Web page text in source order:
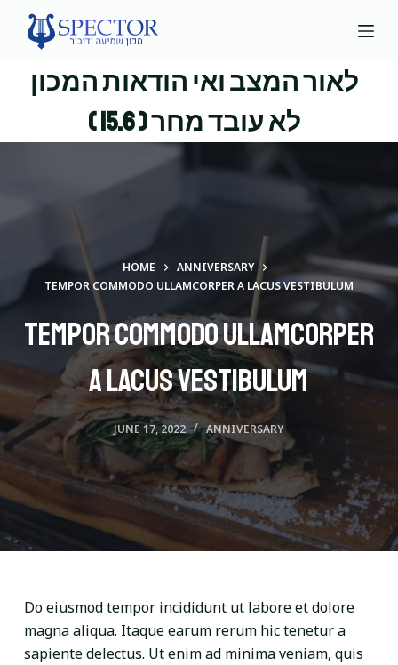
t
לאור המצב ואי הודאות המכון
לא עובד מחר ( 15.6 )
HOME
ANNIVERSARY
TEMPOR COMMODO ULLAMCORPER A LACUS VESTIBULUM
Tempor commodo ullamcorper
a lacus vestibulum
JUNE 17, 2022 ANNIVERSARY
Do eiusmod tempor incididunt ut labore et dolore
magna aliqua. Itaque earum rerum hic tenetur a
sapiente delectus. Ut enim ad minima veniam, quis